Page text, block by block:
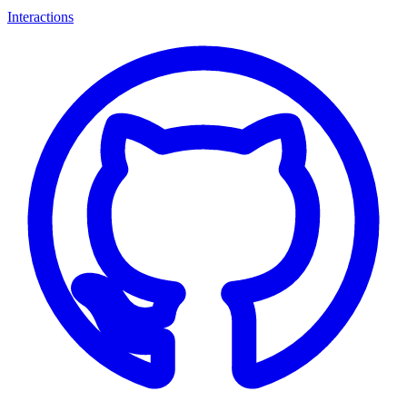
Interactions